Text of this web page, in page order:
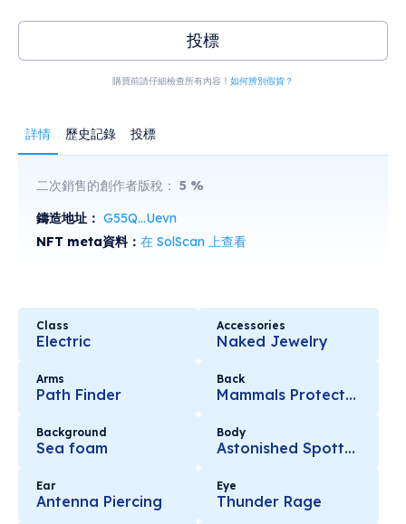
投標
購買前請仔細檢查所有內容！ 如何辨別假貨？
詳情 歷史記錄 投標
二次銷售的創作者版稅： 5 %
鑄造地址： G55Q...Uevn
NFT meta資料： 在 SolScan 上查看
Class
Electric
Accessories
Naked Jewelry
Arms
Path Finder
Back
Mammals Protector
Background
Sea foam
Body
Astonished Spotted
Ear
Antenna Piercing
Eye
Thunder Rage